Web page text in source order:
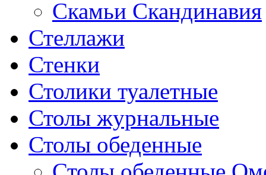
Скамьи Скандинавия
Стеллажи
Стенки
Столики туалетные
Столы журнальные
Столы обеденные